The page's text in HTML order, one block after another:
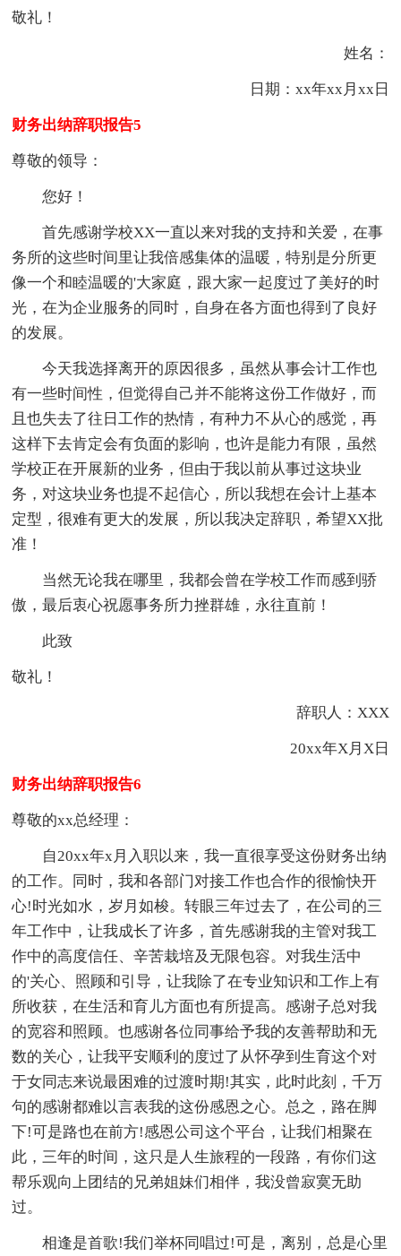
敬礼！
姓名：
日期：xx年xx月xx日
财务出纳辞职报告5
尊敬的领导：
您好！
首先感谢学校XX一直以来对我的支持和关爱，在事
务所的这些时间里让我倍感集体的温暖，特别是分所更
像一个和睦温暖的'大家庭，跟大家一起度过了美好的时
光，在为企业服务的同时，自身在各方面也得到了良好
的发展。
今天我选择离开的原因很多，虽然从事会计工作也
有一些时间性，但觉得自己并不能将这份工作做好，而
且也失去了往日工作的热情，有种力不从心的感觉，再
这样下去肯定会有负面的影响，也许是能力有限，虽然
学校正在开展新的业务，但由于我以前从事过这块业
务，对这块业务也提不起信心，所以我想在会计上基本
定型，很难有更大的发展，所以我决定辞职，希望XX批
准！
当然无论我在哪里，我都会曾在学校工作而感到骄
傲，最后衷心祝愿事务所力挫群雄，永往直前！
此致
敬礼！
辞职人：XXX
20xx年X月X日
财务出纳辞职报告6
尊敬的xx总经理：
自20xx年x月入职以来，我一直很享受这份财务出纳
的工作。同时，我和各部门对接工作也合作的很愉快开
心!时光如水，岁月如梭。转眼三年过去了，在公司的三
年工作中，让我成长了许多，首先感谢我的主管对我工
作中的高度信任、辛苦栽培及无限包容。对我生活中
的'关心、照顾和引导，让我除了在专业知识和工作上有
所收获，在生活和育儿方面也有所提高。感谢子总对我
的宽容和照顾。也感谢各位同事给予我的友善帮助和无
数的关心，让我平安顺利的度过了从怀孕到生育这个对
于女同志来说最困难的过渡时期!其实，此时此刻，千万
句的感谢都难以言表我的这份感恩之心。总之，路在脚
下!可是路也在前方!感恩公司这个平台，让我们相聚在
此，三年的时间，这只是人生旅程的一段路，有你们这
帮乐观向上团结的兄弟姐妹们相伴，我没曾寂寞无助
过。
相逢是首歌!我们举杯同唱过!可是，离别，总是心里